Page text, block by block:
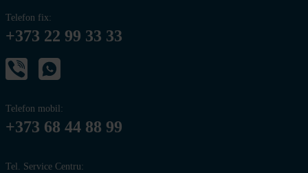
Telefon fix:
+373 22 99 33 33
Telefon mobil:
+373 68 44 88 99
Tel. Service Centru: